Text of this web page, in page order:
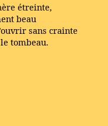
étreinte,
beau
sans crainte
tombeau.